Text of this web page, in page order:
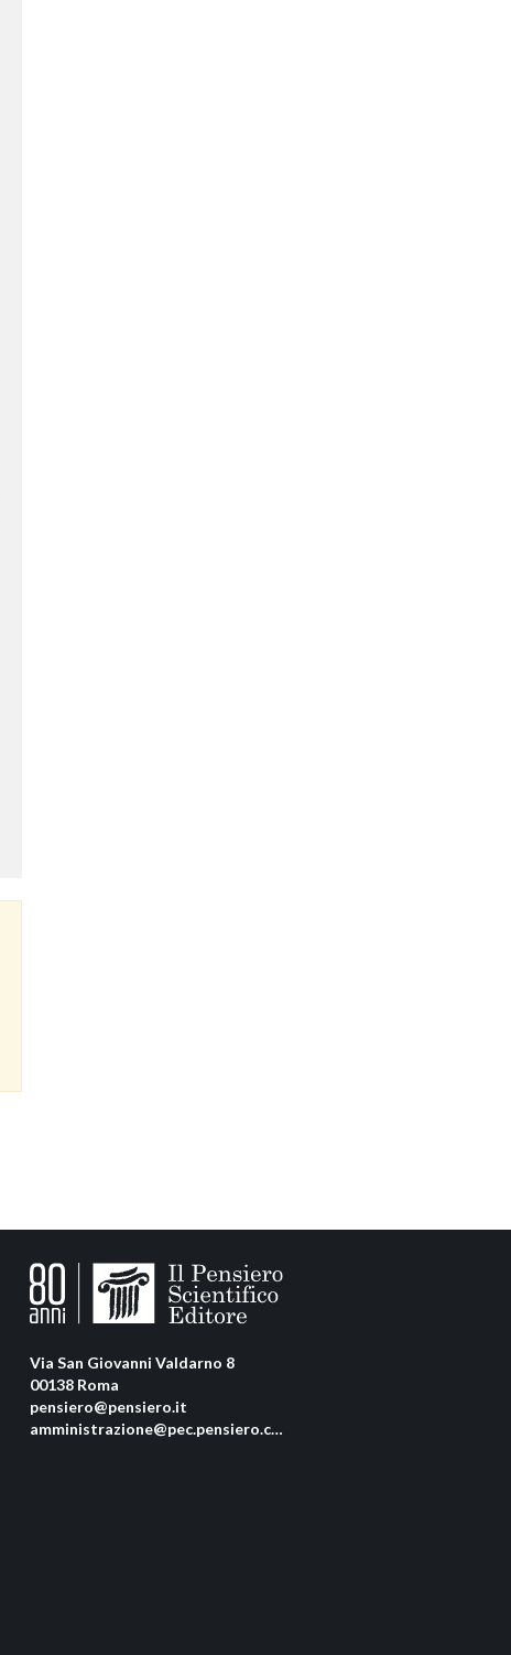
Via San Giovanni Valdarno 8
00138 Roma
pensiero@pensiero.it
amministrazione@pec.pensiero.com